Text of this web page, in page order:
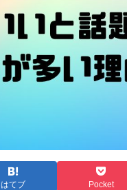
はてブ Pocket